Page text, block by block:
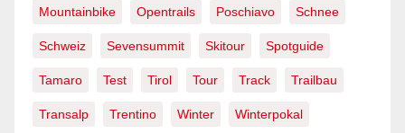
Mountainbike Opentrails Poschiavo Schnee
Schweiz Sevensummit Skitour Spotguide
Tamaro Test Tirol Tour Track Trailbau
Transalp Trentino Winter Winterpokal